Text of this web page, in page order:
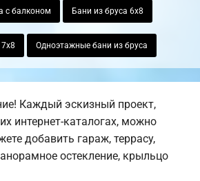
с балконом Бани из бруса 6х8
Одноэтажные бани из бруса
Каждый эскизный проект,
интернет-каталогах, можно
добавить гараж, террасу,
остекление, крыльцо